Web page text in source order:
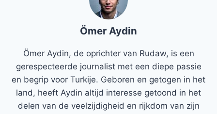
Ömer Aydin
Ömer Aydin, de oprichter van Rudaw, is een
gerespecteerde journalist met een diepe passie
en begrip voor Turkije. Geboren en getogen in het
land, heeft Aydin altijd interesse getoond in het
delen van de veelzijdigheid en rijkdom van zijn